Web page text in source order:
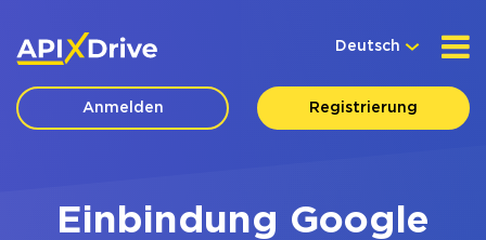
Deutsch
Anmelden Registrierung
Einbindung Google